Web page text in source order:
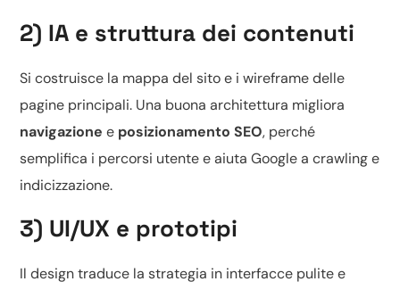
2) IA e struttura dei contenuti
Si costruisce la mappa del sito e i wireframe delle
pagine principali. Una buona architettura migliora
navigazione e posizionamento SEO, perché
semplifica i percorsi utente e aiuta Google a crawling e
indicizzazione.
3) UI/UX e prototipi
Il design traduce la strategia in interfacce pulite e